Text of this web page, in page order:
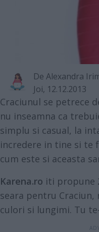
De Alexandra
Joi, 12.12.2013
Craciunul se petrece
nu inseamna ca
simplu si casual, la
incredere in tine si te
cum este si aceasta
Karena.ro iti propune
seara pentru Craciun,
culori si lungimi. Tu